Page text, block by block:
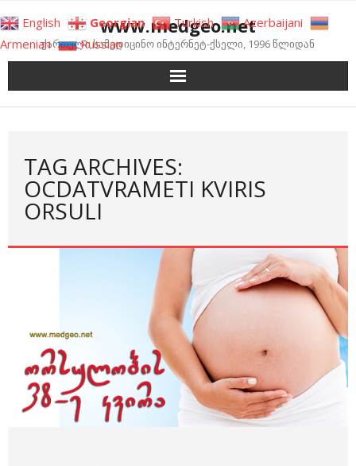
to
content
www.medgeo.net
ქართული სამედიცინო ინტერნეტ-ქსელი, 1996 წლიდან
TAG ARCHIVES:
OCDATVRAMETI KVIRIS
ORSULI
English Georgian Turkish
Azerbaijani
Armenian
Russian